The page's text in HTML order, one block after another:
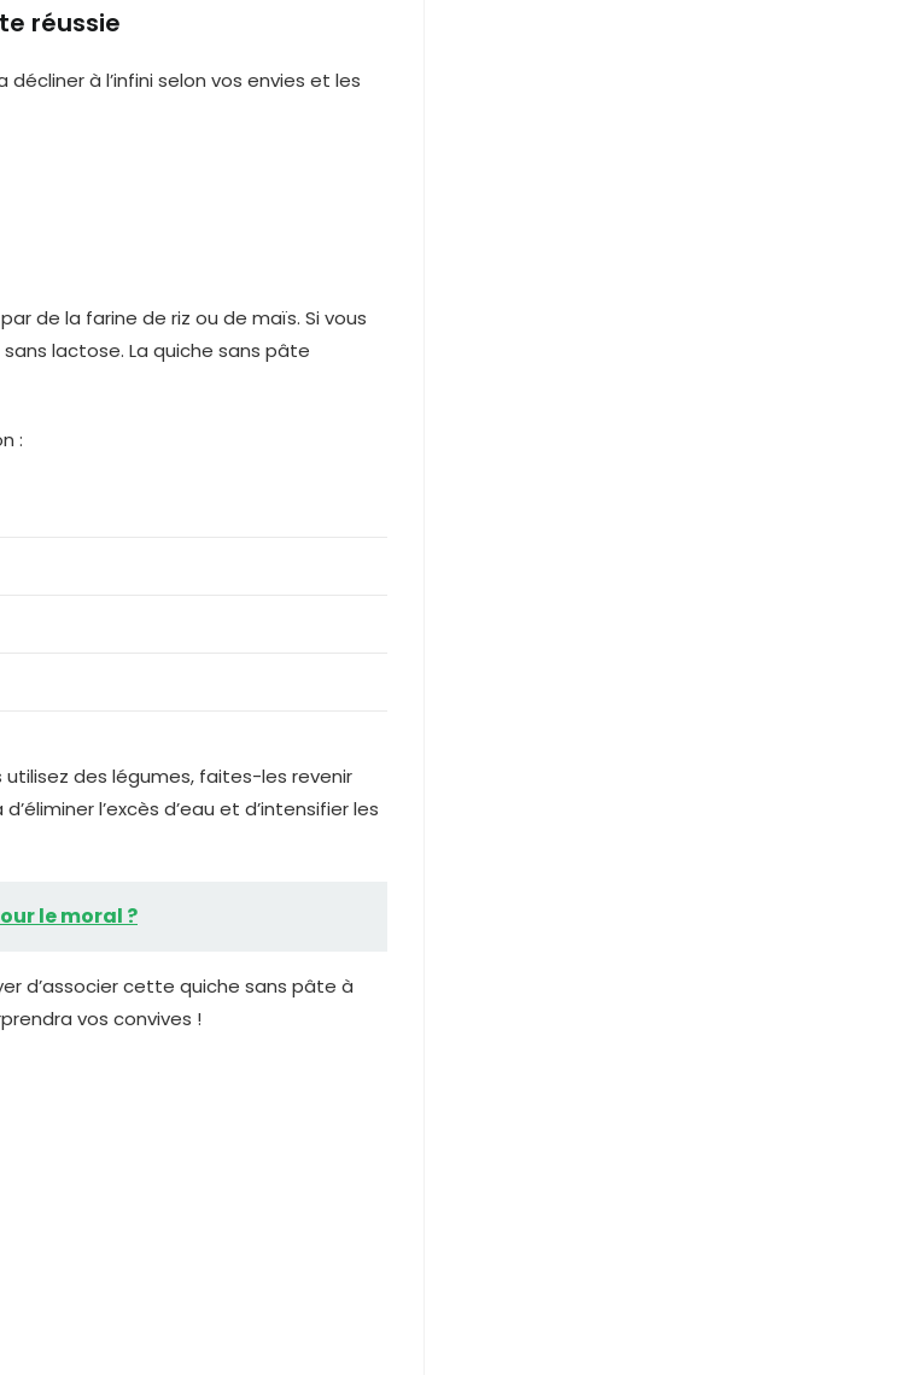
réussie
à l’infini selon vos envies et les
de la farine de riz ou de maïs. Si vous
lactose. La quiche sans pâte
:
des légumes, faites-les revenir
l’excès d’eau et d’intensifier les
le moral ?
d’associer cette quiche sans pâte à
vos convives !